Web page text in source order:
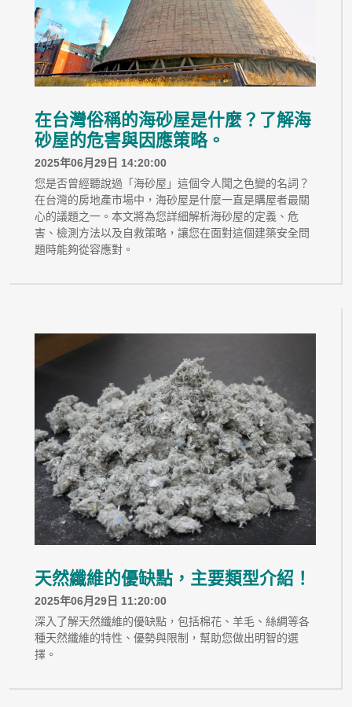
在台灣俗稱的海砂屋是什麼？了解海
砂屋的危害與因應策略。
2025年06月29日 14:20:00
您是否曾經聽說過「海砂屋」這個令人聞之色變的名詞？
在台灣的房地產市場中，海砂屋是什麼一直是購屋者最關
心的議題之一。本文將為您詳細解析海砂屋的定義、危
害、檢測方法以及自救策略，讓您在面對這個建築安全問
題時能夠從容應對。
天然纖維的優缺點，主要類型介紹！
2025年06月29日 11:20:00
深入了解天然纖維的優缺點，包括棉花、羊毛、絲綢等各
種天然纖維的特性、優勢與限制，幫助您做出明智的選
擇。